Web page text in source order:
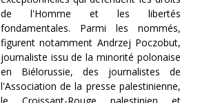
de l'Homme et les libertés
fondamentales. Parmi les nommés,
figurent notamment Andrzej Poczobut,
journaliste issu de la minorité polonaise
en Biélorussie, des journalistes de
l'Association de la presse palestinienne,
le Croissant-Rouge palestinien et